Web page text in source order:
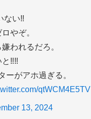
ない‼️
やぞ。
われるだろ。
‼️‼️
ーがアホ過ぎる。
qtWCM4E5TV
13, 2024